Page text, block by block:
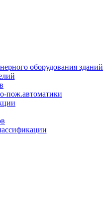
оборудования зданий
пож.автоматики